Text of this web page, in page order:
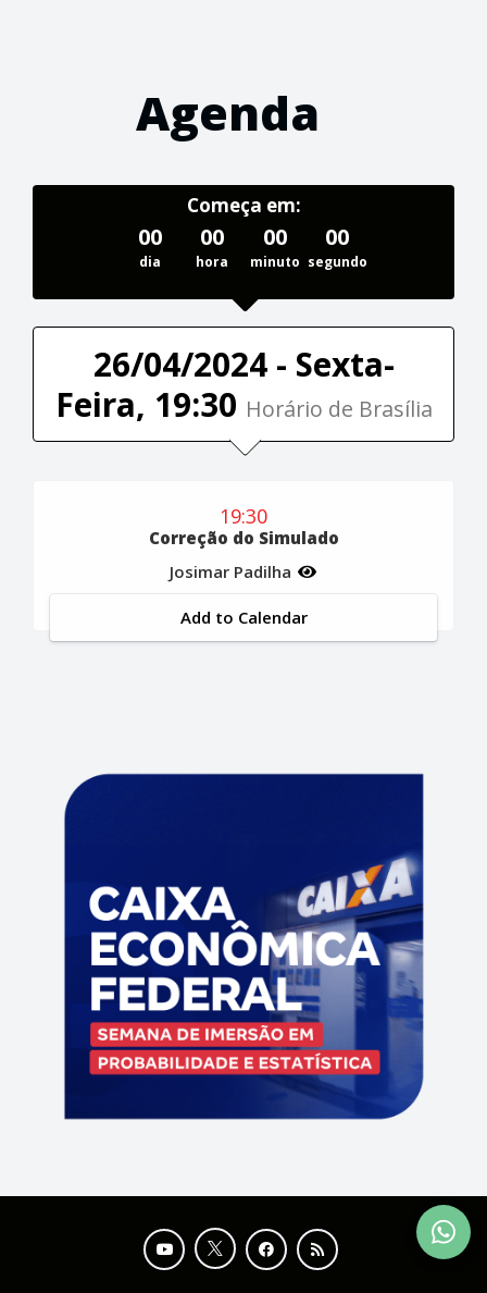
Agenda
Começa em:
00
dia
00
hora
00
minuto
00
segundo
26/04/2024 - Sexta-
Feira, 19:30 Horário de Brasília
19:30
Correção do Simulado
Josimar Padilha
Add to Calendar